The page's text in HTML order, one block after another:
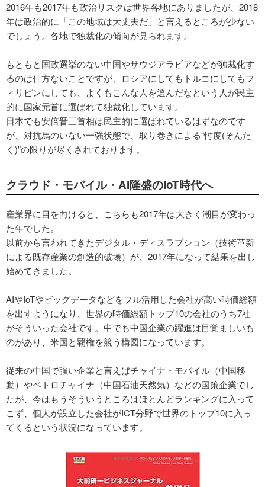
2016年も2017年も政治リスクは世界各地にありましたが、2018
年は政治的に「この地域は大丈夫だ」と言えるところが少ない
でしょう。各地で独裁化の傾向が見られます。
もともと国政選挙のない中国やサウジアラビアなどが独裁化す
るのは仕方ないことですが、ロシアにしてもトルコにしてもフ
ィリピンにしても、よくもこんな人を選んだなという人が民主
的に国家元首に選ばれて独裁化しています。
日本でも安倍晋三首相は民主的に選ばれているはずなのです
が、対抗馬のいない一強状態で、取り巻きによる“忖度(そんた
く)”の限りが尽くされております。
クラウド・モバイル・AI隆盛のIoT時代へ
産業界に目を向けると、こちらも2017年は大きく潮目が変わっ
た年でした。
以前から言われてきたデジタル・ディスラプション（技術革新
による既存産業の創造的破壊）が、2017年になって結果を出し
始めてきました。
AIやIoTやビッグデータなどをフル活用した会社が高い時価総額
を出すようになり、世界の時価総額トップ10の会社のうち7社
がそういった会社です。中でも中国企業の躍進は目覚ましいも
のがあり、米国と覇権を競う構図になっています。
従来の中国で強い企業と言えばチャイナ・モバイル（中国移
動）やペトロチャイナ（中国石油天然気）などの国策企業でし
たが、今はもうそういうところはほとんどランキングに入って
こず、個人が設立した会社がICT分野で世界のトップ10に入っ
てくるという状況になっています。